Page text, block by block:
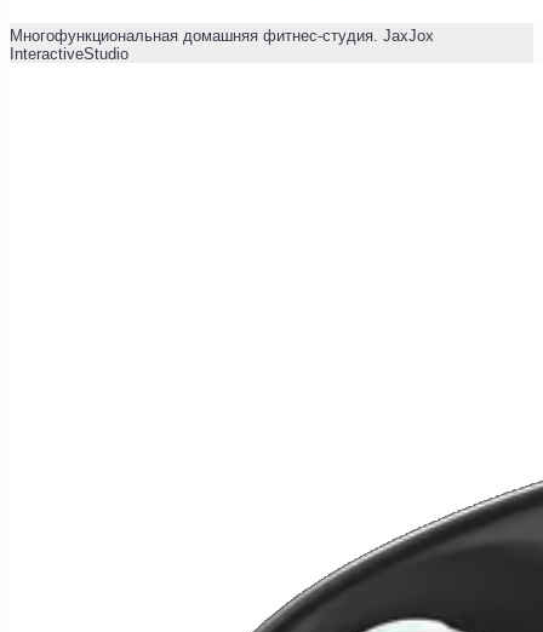
Многофункциональная домашняя фитнес-студия. JaxJox
InteractiveStudio